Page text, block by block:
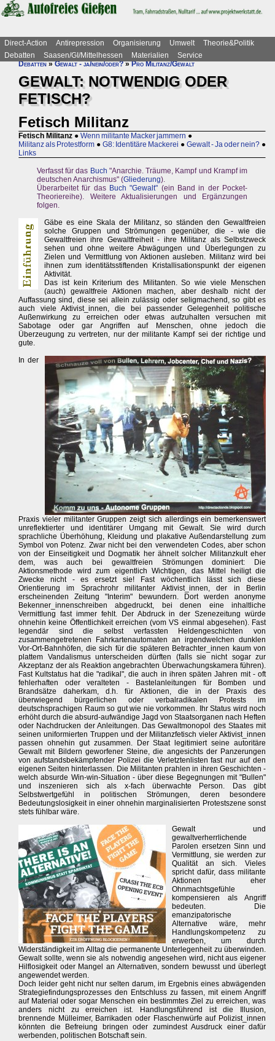
Direct-Action Antirepression Organisierung Umwelt
Theorie&Politik
Debatten
Saasen/GI/Mittelhessen Materialien
Service
Debatten»Gewalt - ja/nein/oder?»Pro Militanz/Gewalt
GEWALT: NOTWENDIG ODER
FETISCH?
Fetisch Militanz
Fetisch Militanz ● Wenn militante Macker jammern ●
Militanz als Protestform ● G8: Identitäre Mackerei ● Gewalt - Ja oder nein? ●
Links
Verfasst für das Buch "Anarchie. Träume, Kampf und Krampf im
deutschen Anarchismus" (Gliederung).
Überarbeitet für das Buch "Gewalt" (ein Band in der Pocket-
Theoriereihe). Weitere Aktualisierungen und Ergänzungen
folgen.
Gäbe es eine Skala der Militanz, so ständen den Gewaltfreien
solche Gruppen und Strömungen gegenüber, die - wie die
Gewaltfreien ihre Gewaltfreiheit - ihre Militanz als Selbstzweck
sehen und ohne weitere Abwägungen und Überlegungen zu
Zielen und Vermittlung von Aktionen ausleben. Militanz wird bei
ihnen zum identitätsstiftenden Kristallisationspunkt der eigenen
Aktivität.
Das ist kein Kriterium des Militanten. So wie viele Menschen
(auch) gewaltfreie Aktionen machen, aber deshalb nicht der
Auffassung sind, diese sei allein zulässig oder seligmachend, so gibt es
auch viele Aktivist_innen, die bei passender Gelegenheit politische
Außenwirkung zu erreichen oder etwas aufzuhalten versuchen mit
Sabotage oder gar Angriffen auf Menschen, ohne jedoch die
Überzeugung zu vertreten, nur der militante Kampf sei der richtige und
gute.
In der
Praxis vieler militanter Gruppen zeigt sich allerdings ein bemerkenswert
unreflektierter und identitärer Umgang mit Gewalt. Sie wird durch
sprachliche Überhöhung, Kleidung und plakative Außendarstellung zum
Symbol von Potenz. Zwar nicht bei den verwendeten Codes, aber schon
von der Einseitigkeit und Dogmatik her ähnelt solcher Militanzkult eher
dem, was auch bei gewaltfreien Strömungen dominiert: Die
Aktionsmethode wird zum eigentlich Wichtigen, das Mittel heiligt die
Zwecke nicht - es ersetzt sie! Fast wöchentlich lässt sich diese
Orientierung im Sprachrohr militanter Aktivist_innen, der in Berlin
erscheinenden Zeitung "Interim" bewundern. Dort werden anonyme
Bekenner_innenschreiben abgedruckt, bei denen eine inhaltliche
Vermittlung fast immer fehlt. Der Abdruck in der Szenezeitung würde
ohnehin keine Öffentlichkeit erreichen (vom VS einmal abgesehen). Fast
legendär sind die selbst verfassten Heldengeschichten von
zusammengetretenen Fahrkartenautomaten an irgendwelchen dunklen
Vor-Ort-Bahnhöfen, die sich für die späteren Betrachter_innen kaum von
plattem Vandalismus unterscheiden dürften (falls sie nicht sogar zur
Akzeptanz der als Reaktion angebrachten Überwachungskamera führen).
Fast Kultstatus hat die "radikal", die auch in ihren späten Jahren mit - oft
fehlerhaften oder veralteten - Bastelanleitungen für Bomben und
Brandsätze daherkam, d.h. für Aktionen, die in der Praxis des
überwiegend bürgerlichen oder verbalradikalen Protests im
deutschsprachigen Raum so gut wie nie vorkommen. Ihr Status wird noch
erhöht durch die absurd-aufwändige Jagd von Staatsorganen nach Heften
oder Nachdrucken der Anleitungen. Das Gewaltmonopol des Staates mit
seinen uniformierten Truppen und der Militanzfetisch vieler Aktivist_innen
passen ohnehin gut zusammen. Der Staat legitimiert seine autoritäre
Gewalt mit Bildern geworfener Steine, die angesichts der Panzerungen
von aufstandsbekämpfender Polizei die Verletztenlisten fast nur auf den
eigenen Seiten hinterlassen. Die Militanten prahlen in ihren Geschichten -
welch absurde Win-win-Situation - über diese Begegnungen mit "Bullen"
und inszenieren sich als x-fach überwachte Person. Das gibt
Selbstwertgefühl in politischen Strömungen, deren besondere
Bedeutungslosigkeit in einer ohnehin marginalisierten Protestszene sonst
stets fühlbar wäre.
Gewalt und
gewaltverherrlichende
Parolen ersetzen Sinn und
Vermittlung, sie werden zur
Qualität an sich. Vieles
spricht dafür, dass militante
Aktionen eher
Ohnmachtsgefühle
kompensieren als Angriff
bedeuten. Die
emanzipatorische
Alternative wäre, mehr
Handlungskompetenz zu
erwerben, um durch
Widerständigkeit im Alltag die permanente Unterlegenheit zu überwinden.
Gewalt sollte, wenn sie als notwendig angesehen wird, nicht aus eigener
Hilflosigkeit oder Mangel an Alternativen, sondern bewusst und überlegt
angewendet werden.
Doch leider geht nicht nur selten darum, im Ergebnis eines abwägenden
Strategiefindungsprozesses den Entschluss zu fassen, mit einem Angriff
auf Material oder sogar Menschen ein bestimmtes Ziel zu erreichen, was
anders nicht zu erreichen ist. Handlungsführend ist die Illusion,
brennende Mülleimer, Barrikaden oder Flaschenwürfe auf Polizist_innen
könnten die Befreiung bringen oder zumindest Ausdruck einer dafür
werbenden, politischen Botschaft sein.